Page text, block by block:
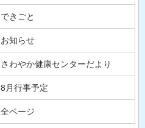
できごと
お知らせ
さわやか健康センターだより
8月行事予定
全ページ